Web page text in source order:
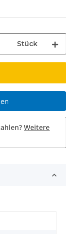
Stück
Weitere